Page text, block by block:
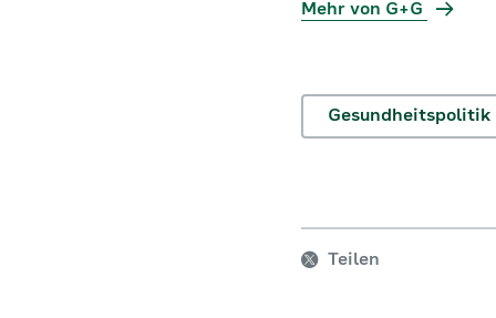
Mehr von G+G
Gesundheitspolitik
Teilen